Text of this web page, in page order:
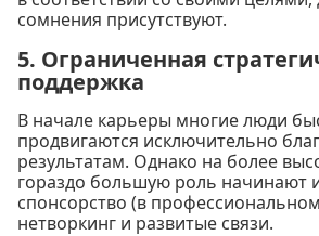
сомнения присутствуют.
5. Ограниченная
поддержка
В начале карьеры многие люди
продвигаются исключительно
результатам. Однако на более
гораздо большую роль начинают
спонсорство (в
нетворкинг и развитые связи.